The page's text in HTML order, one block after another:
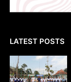
LATEST POSTS